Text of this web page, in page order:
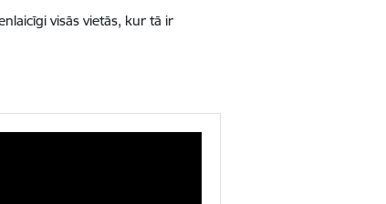
visās vietās, kur tā ir